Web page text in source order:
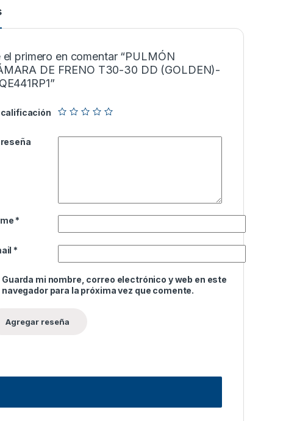
el primero en comentar “PULMÓN
DE FRENO T30-30 DD (GOLDEN)-
calificación
reseña
*
*
Guarda mi nombre, correo electrónico y web en este
navegador para la próxima vez que comente.